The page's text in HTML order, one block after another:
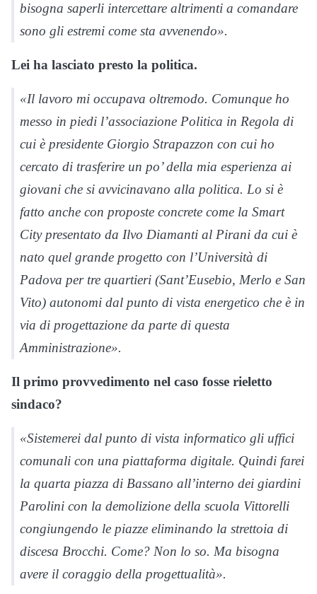
bisogna saperli intercettare altrimenti a comandare
sono gli estremi come sta avvenendo».
Lei ha lasciato presto la politica.
«Il lavoro mi occupava oltremodo. Comunque ho
messo in piedi l’associazione Politica in Regola di
cui è presidente Giorgio Strapazzon con cui ho
cercato di trasferire un po’ della mia esperienza ai
giovani che si avvicinavano alla politica. Lo si è
fatto anche con proposte concrete come la Smart
City presentato da Ilvo Diamanti al Pirani da cui è
nato quel grande progetto con l’Università di
Padova per tre quartieri (Sant’Eusebio, Merlo e San
Vito) autonomi dal punto di vista energetico che è in
via di progettazione da parte di questa
Amministrazione».
Il primo provvedimento nel caso fosse rieletto
sindaco?
«Sistemerei dal punto di vista informatico gli uffici
comunali con una piattaforma digitale. Quindi farei
la quarta piazza di Bassano all’interno dei giardini
Parolini con la demolizione della scuola Vittorelli
congiungendo le piazze eliminando la strettoia di
discesa Brocchi. Come? Non lo so. Ma bisogna
avere il coraggio della progettualità».